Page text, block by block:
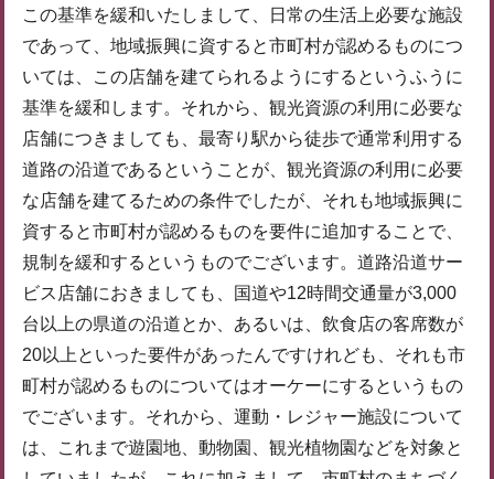
この基準を緩和いたしまして、日常の生活上必要な施設
であって、地域振興に資すると市町村が認めるものにつ
いては、この店舗を建てられるようにするというふうに
基準を緩和します。それから、観光資源の利用に必要な
店舗につきましても、最寄り駅から徒歩で通常利用する
道路の沿道であるということが、観光資源の利用に必要
な店舗を建てるための条件でしたが、それも地域振興に
資すると市町村が認めるものを要件に追加することで、
規制を緩和するというものでございます。道路沿道サー
ビス店舗におきましても、国道や12時間交通量が3,000
台以上の県道の沿道とか、あるいは、飲食店の客席数が
20以上といった要件があったんですけれども、それも市
町村が認めるものについてはオーケーにするというもの
でございます。それから、運動・レジャー施設について
は、これまで遊園地、動物園、観光植物園などを対象と